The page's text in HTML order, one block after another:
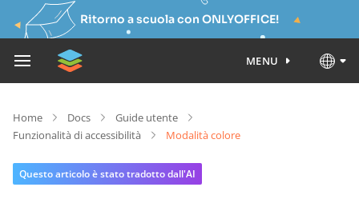
Ritorno a scuola con ONLYOFFICE!
MENU
Home Docs
Guide utente
Funzionalità di accessibilità
Modalità colore
Questo articolo è stato tradotto dall'AI